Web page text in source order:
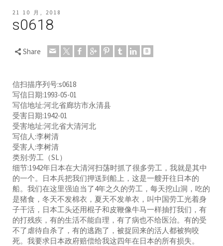
21 10 月, 2018
s0618
Share
信扫描序列号:s0618
写信日期:1993-05-01
写信地址:河北省廊坊市永清县
受害日期:1942-01
受害地址:河北省大清河北
写信人:李树清
受害人:李树清
类别:劳工（SL）
细节:1942年日本在大清河扫荡时抓了很多劳工，我就是其中
的一个。日本兵把我们押送到船上，这是一艘开往日本的
船。我们在这里强迫当了4年之久的劳工，每天挖山洞，吃的
是猪食，冬天不发棉衣，夏天不发单衣，叫中国劳工光着身
子干活，日本工头还用棍子和皮鞭像牛马一样抽打我们，有
的打残疾，有的生活不能自理，有了病也不给医治。有的受
不了虐待自杀了，有的逃跑了，被捉回来的活人都被狗咬
死。我要求日本政府赔偿给我这四年在日本的所有损失。